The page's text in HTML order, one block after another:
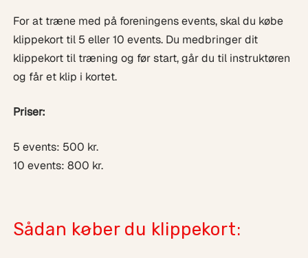
For at træne med på foreningens events, skal du købe
klippekort til 5 eller 10 events. Du medbringer dit
klippekort til træning og før start, går du til instruktøren
og får et klip i kortet.
Priser:
5 events: 500 kr.
10 events: 800 kr.
Sådan køber du klippekort: